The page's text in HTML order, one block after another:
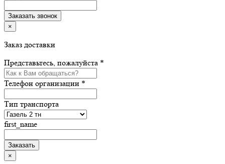
×
Заказ доставки
Представьтесь, пожалуйста *
Телефон организации *
Тип транспорта
first_name
×